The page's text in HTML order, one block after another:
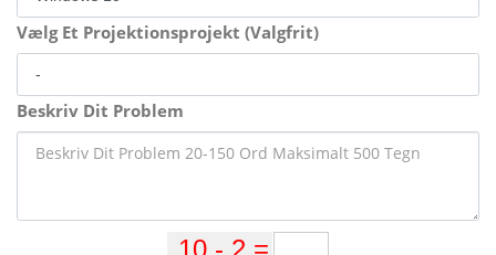
Vælg Et Projektionsprojekt (Valgfrit)
Beskriv Dit Problem